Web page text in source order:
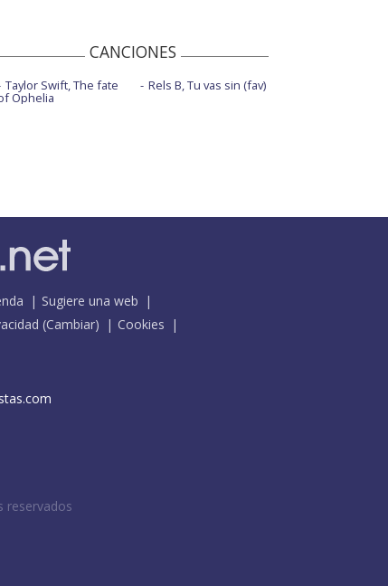
CANCIONES
Taylor Swift, The fate
Ophelia
Rels B, Tu vas sin (fav)
Sugiere una web
(Cambiar)
Cookies
reservados